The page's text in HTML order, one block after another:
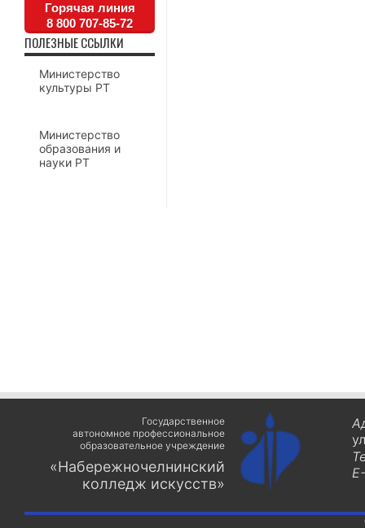
Горячая линия
8 800 707-85-72
ПОЛЕЗНЫЕ ССЫЛКИ
Министерство
культуры РТ
Министерство
образования и
науки РТ
Государственное
автономное профессиональное
образовательное учреждение
«Набережночелнинский
колледж искусств»